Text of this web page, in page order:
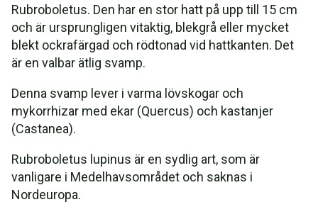
Rubroboletus. Den har en stor hatt på upp till 15 cm
och är ursprungligen vitaktig, blekgrå eller mycket
blekt ockrafärgad och rödtonad vid hattkanten. Det
är en valbar ätlig svamp.
Denna svamp lever i varma lövskogar och
mykorrhizar med ekar (Quercus) och kastanjer
(Castanea).
Rubroboletus lupinus är en sydlig art, som är
vanligare i Medelhavsområdet och saknas i
Nordeuropa.